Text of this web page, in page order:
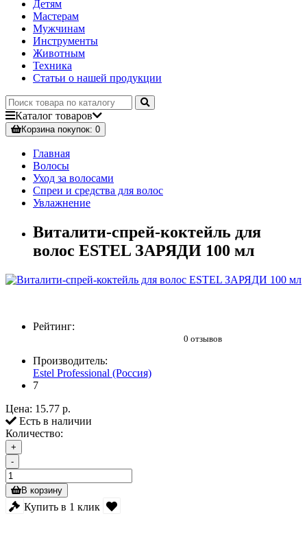
Детям
Мастерам
Мужчинам
Инструменты
Животным
Техника
Статьи о нашей продукции
Каталог товаров
Корзинапокупок: 0
Главная
Волосы
Уход за волосами
Спреи и средства для волос
Увлажнение
Виталити-спрей-коктейль для
волос ESTEL ЗАРЯДИ 100 мл
Рейтинг:
0 отзывов
Производитель:
Estel Professional (Россия)
7
Цена: 15.77 р.
Есть в наличии
Количество:
+
-
В корзину
Купить в 1 клик